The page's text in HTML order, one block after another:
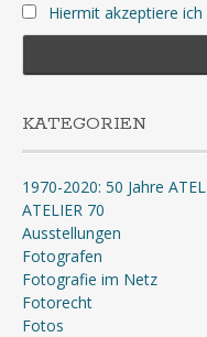
Hiermit akzeptiere
KATEGORIEN
1970-2020: 50 Jahre
ATELIER 70
Ausstellungen
Fotografen
Fotografie im Netz
Fotorecht
Fotos